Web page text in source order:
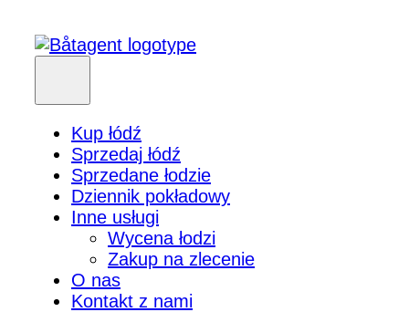
Kup łódź
Sprzedaj łódź
Sprzedane łodzie
Dziennik pokładowy
Inne usługi
Wycena łodzi
Zakup na zlecenie
O nas
Kontakt z nami